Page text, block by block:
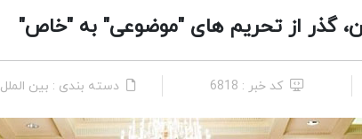
گذر از تحریم‌ های "موضوعی" به "خاص"
کد خبر : 6818 دسته بندی : بین الملل